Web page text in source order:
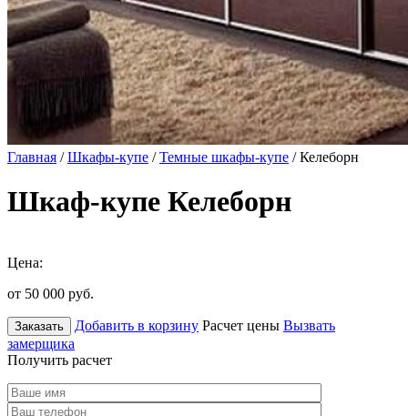
Главная /Шкафы-купе /Темные шкафы-купе / Келеборн
Шкаф-купе Келеборн
Цена:
от 50 000 руб.
Заказать Добавить в корзину Расчет цены Вызвать
замерщика
Получить расчет